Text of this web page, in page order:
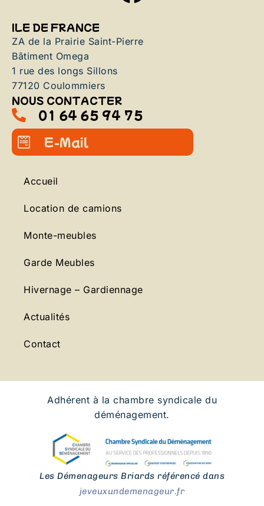
ILE DE FRANCE
ZA de la Prairie Saint-Pierre
Bâtiment Omega
1 rue des longs Sillons
77120 Coulommiers
NOUS CONTACTER
01 64 65 94 75
E-Mail
Accueil
Location de camions
Monte-meubles
Garde Meubles
Hivernage – Gardiennage
Actualités
Contact
Adhérent à la chambre syndicale du
déménagement.
Les Démenageurs Briards référencé dans
jeveuxundemenageur.fr